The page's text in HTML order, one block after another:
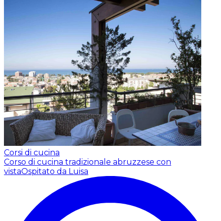
Corsi di cucina
Corso di cucina tradizionale abruzzese con
vistaOspitato da Luisa